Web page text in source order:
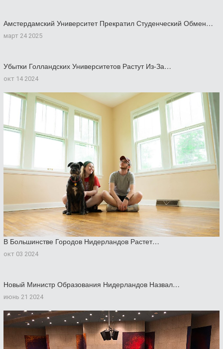
Амстердамский Университет Прекратил Студенческий Обмен…
март 24 2025
Убытки Голландских Университетов Растут Из-За…
окт 14 2024
В Большинстве Городов Нидерландов Растет…
окт 03 2024
Новый Министр Образования Нидерландов Назвал…
июнь 21 2024